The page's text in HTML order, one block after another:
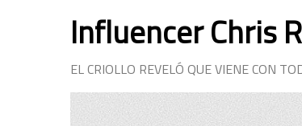
Influencer Chris
EL CRIOLLO REVELÓ QUE VIENE CON